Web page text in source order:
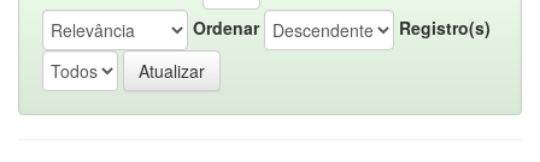
Ordenar
Registro(s)